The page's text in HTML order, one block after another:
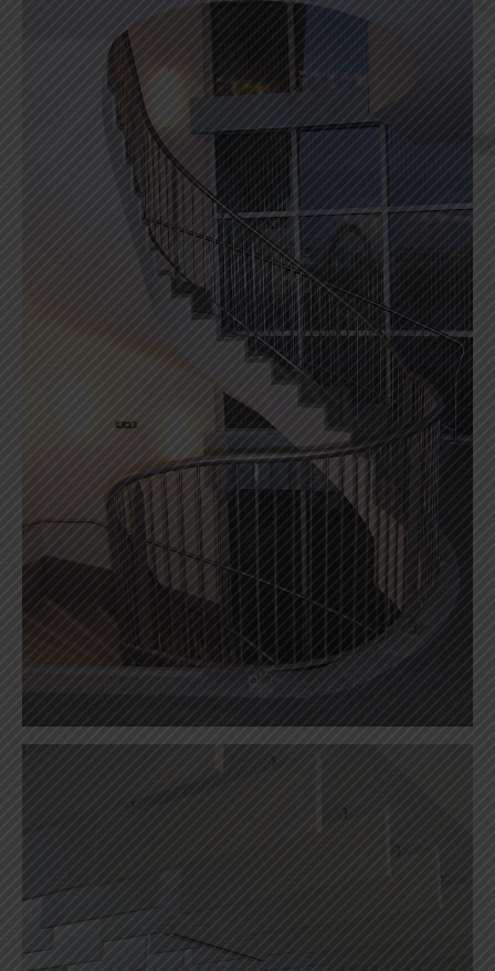
Aménagements intérieurs et extérieurs